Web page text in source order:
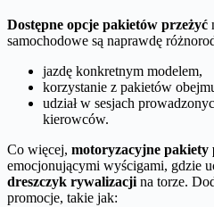
Dostępne opcje pakietów przeżyć
samochodowe są naprawdę
jazdę konkretnym modelem,
korzystanie z pakietów
udział w sesjach
kierowców.
Co więcej, motoryzacyjne pakiety
emocjonującymi wyścigami, gdzie
dreszczyk rywalizacji na torze.
promocje, takie jak: